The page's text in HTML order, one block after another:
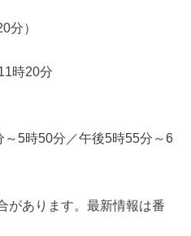
分）
時20分
～5時50分／午後5時55分～6
があります。最新情報は番